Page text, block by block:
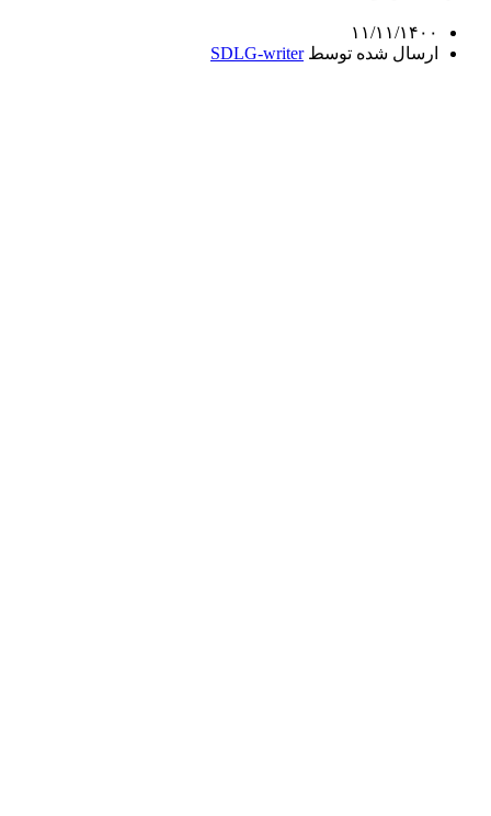
۱۱/۱۱/۱۴۰۰
ارسال شده توسط SDLG-writer